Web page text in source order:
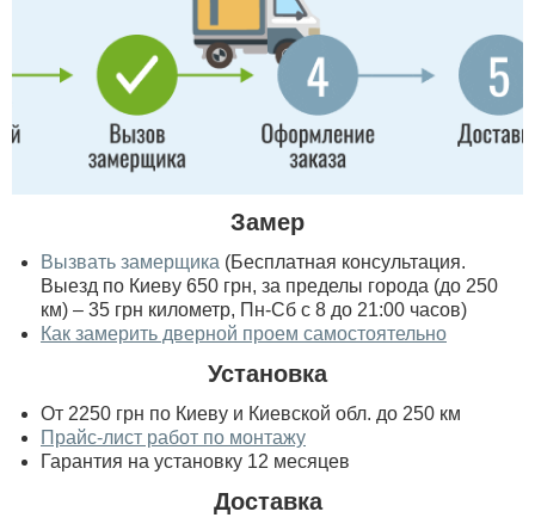
Замер
Вызвать замерщика (Бесплатная консультация.
Выезд по Киеву 650 грн, за пределы города (до 250
км) – 35 грн километр, Пн-Сб с 8 до 21:00 часов)
Как замерить дверной проем самостоятельно
Установка
От 2250 грн по Киеву и Киевской обл. до 250 км
Прайс-лист работ по монтажу
Гарантия на установку 12 месяцев
Доставка